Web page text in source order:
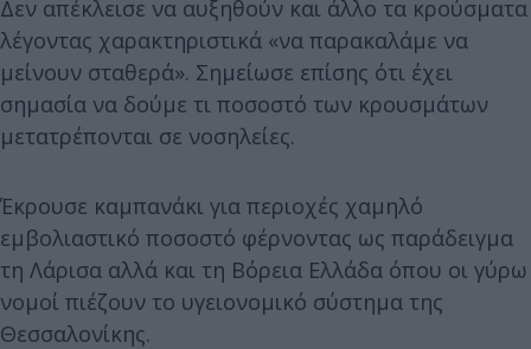
Δεν απέκλεισε να αυξηθούν και άλλο τα κρούσματα
λέγοντας χαρακτηριστικά «να παρακαλάμε να
μείνουν σταθερά». Σημείωσε επίσης ότι έχει
σημασία να δούμε τι ποσοστό των κρουσμάτων
μετατρέπονται σε νοσηλείες.
Έκρουσε καμπανάκι για περιοχές χαμηλό
εμβολιαστικό ποσοστό φέρνοντας ως παράδειγμα
τη Λάρισα αλλά και τη Βόρεια Ελλάδα όπου οι γύρω
νομοί πιέζουν το υγειονομικό σύστημα της
Θεσσαλονίκης.